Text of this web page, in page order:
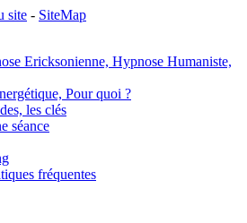
site - SiteMap
Ericksonienne, Hypnose Humaniste,
Pour quoi ?
les clés
séance
fréquentes